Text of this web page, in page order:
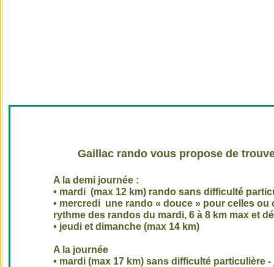
Gaillac rando vous propose de
A la demi journée :
• mardi (max 12 km) rando sans difficulté
• mercredi une rando « douce » pour celles
rythme des randos du mardi, 6 à 8 km max et
• jeudi et dimanche (max 14 km)
A la journée
• mardi (max 17 km) sans difficulté